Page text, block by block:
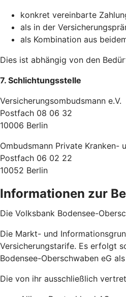
konkret vereinbarte
als in der
als Kombination aus
Dies ist abhängig von den
7. Schlichtungsstelle
Versicherungsombudsmann e.V.
Postfach 08 06 32
10006 Berlin
Ombudsmann Private Kranken-
Postfach 06 02 22
10052 Berlin
Informationen zur
Die Volksbank Bodensee-
Die Markt- und
Versicherungstarife. Es erfolgt
Bodensee-Oberschwaben eG
Die von ihr ausschließlich